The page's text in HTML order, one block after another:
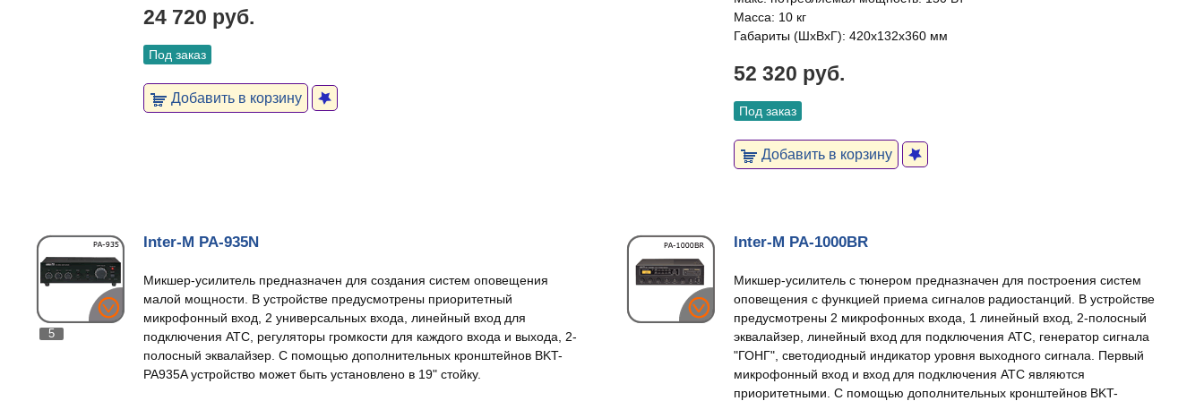
24 720 руб.
Под заказ
Добавить в корзину
Масса: 10 кг
Габариты (ШxВxГ): 420x132x360 мм
52 320 руб.
Под заказ
Добавить в корзину
5
Inter-M PA-935N
Микшер-усилитель предназначен для создания систем оповещения
малой мощности. В устройстве предусмотрены приоритетный
микрофонный вход, 2 универсальных входа, линейный вход для
подключения АТС, регуляторы громкости для каждого входа и выхода, 2-
полосный эквалайзер. С помощью дополнительных кронштейнов BKT-
PA935A устройство может быть установлено в 19" стойку.
Inter-M PA-1000BR
Микшер-усилитель с тюнером предназначен для построения систем
оповещения с функцией приема сигналов радиостанций. В устройстве
предусмотрены 2 микрофонных входа, 1 линейный вход, 2-полосный
эквалайзер, линейный вход для подключения АТС, генератор сигнала
"ГОНГ", светодиодный индикатор уровня выходного сигнала. Первый
микрофонный вход и вход для подключения АТС являются
приоритетными. С помощью дополнительных кронштейнов BKT-